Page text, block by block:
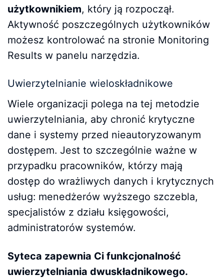
użytkownikiem, który ją rozpoczął.
Aktywność poszczególnych użytkowników
możesz kontrolować na stronie Monitoring
Results w panelu narzędzia.
Uwierzytelnianie wieloskładnikowe
Wiele organizacji polega na tej metodzie
uwierzytelniania, aby chronić krytyczne
dane i systemy przed nieautoryzowanym
dostępem. Jest to szczególnie ważne w
przypadku pracowników, którzy mają
dostęp do wrażliwych danych i krytycznych
usług: menedżerów wyższego szczebla,
specjalistów z działu księgowości,
administratorów systemów.
Syteca zapewnia Ci funkcjonalność
uwierzytelniania dwuskładnikowego.